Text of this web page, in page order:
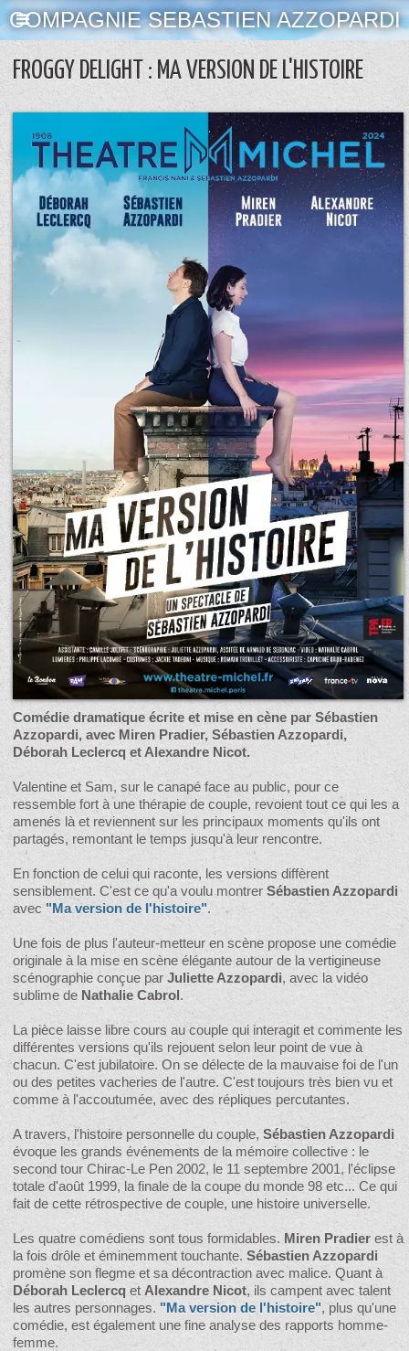
COMPAGNIE SEBASTIEN AZZOPARDI
FROGGY DELIGHT : MA VERSION DE L'HISTOIRE
Comédie dramatique écrite et mise en cène par Sébastien
Azzopardi, avec Miren Pradier, Sébastien Azzopardi,
Déborah Leclercq et Alexandre Nicot.
Valentine et Sam, sur le canapé face au public, pour ce
ressemble fort à une thérapie de couple, revoient tout ce qui les a
amenés là et reviennent sur les principaux moments qu'ils ont
partagés, remontant le temps jusqu'à leur rencontre.
En fonction de celui qui raconte, les versions diffèrent
sensiblement. C'est ce qu'a voulu montrer Sébastien Azzopardi
avec"Ma version de l'histoire".
Une fois de plus l'auteur-metteur en scène propose une comédie
originale à la mise en scène élégante autour de la vertigineuse
scénographie conçue par Juliette Azzopardi, avec la vidéo
sublime de Nathalie Cabrol.
La pièce laisse libre cours au couple qui interagit et commente les
différentes versions qu'ils rejouent selon leur point de vue à
chacun. C'est jubilatoire. On se délecte de la mauvaise foi de l'un
ou des petites vacheries de l'autre. C'est toujours très bien vu et
comme à l'accoutumée, avec des répliques percutantes.
A travers, l'histoire personnelle du couple, Sébastien Azzopardi
évoque les grands événements de la mémoire collective : le
second tour Chirac-Le Pen 2002, le 11 septembre 2001, l'éclipse
totale d'août 1999, la finale de la coupe du monde 98 etc... Ce qui
fait de cette rétrospective de couple, une histoire universelle.
Les quatre comédiens sont tous formidables. Miren Pradier est à
la fois drôle et éminemment touchante. Sébastien Azzopardi
promène son flegme et sa décontraction avec malice. Quant à
Déborah Leclercq et Alexandre Nicot, ils campent avec talent
les autres personnages. "Ma version de l'histoire", plus qu'une
comédie, est également une fine analyse des rapports homme-
femme.